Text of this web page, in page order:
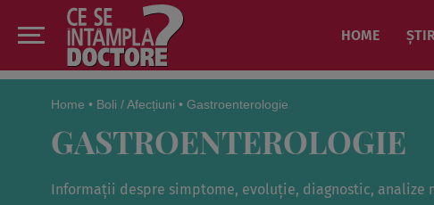
HOME
Home • Boli / Afecțiuni • Gastroenterologie
GASTROENTEROLOGIE
Informații despre simptome, evoluție, diagnostic,